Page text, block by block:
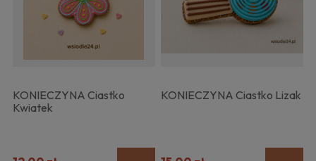
KONIECZYNA Ciastko
Kwiatek
KONIECZYNA Ciastko Lizak